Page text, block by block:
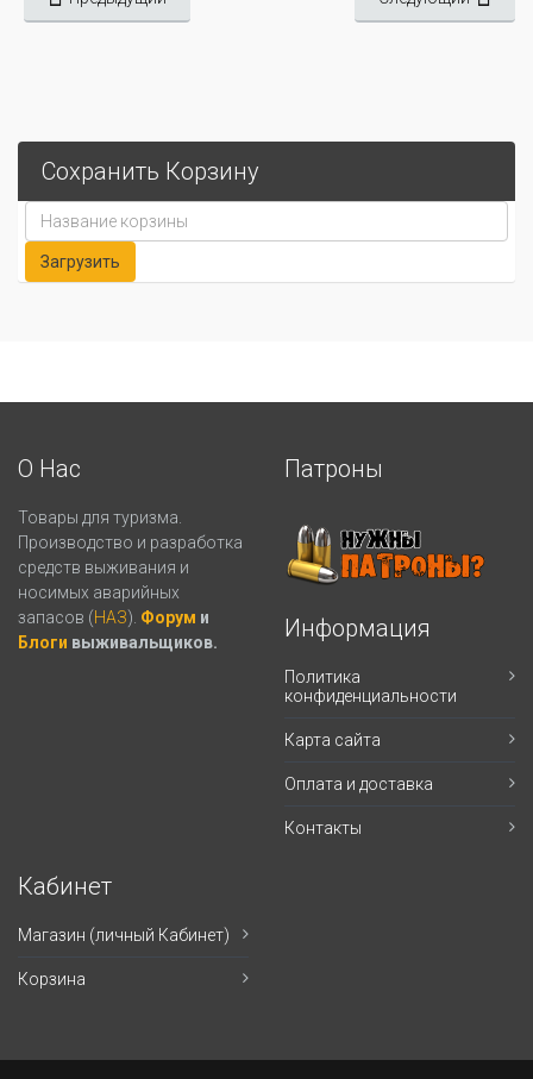
Сохранить Корзину
О Нас
Товары для туризма.
Производство и разработка
средств выживания и
носимых аварийных
запасов (НАЗ). Форум и
Блоги выживальщиков.
Патроны
Информация
Политика
конфиденциальности
Карта сайта
Оплата и доставка
Контакты
Кабинет
Магазин (личный Кабинет)
Корзина